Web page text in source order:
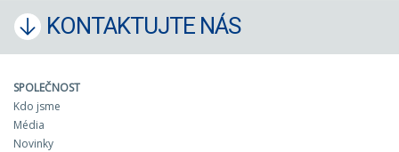
KONTAKTUJTE NÁS
SPOLEČNOST
Kdo jsme
Média
Novinky